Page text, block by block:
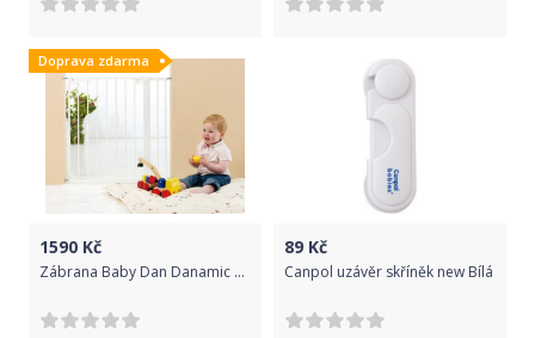
Doprava zdarma
1590 Kč
Zábrana Baby Dan Danamic White 2017
89 Kč
Canpol uzávěr skříněk new Bílá